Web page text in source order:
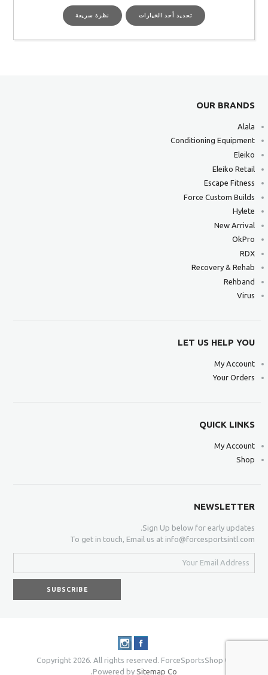
تحديد أحد الخيارات نظرة سريعة
OUR BRANDS
Alala
Conditioning Equipment
Eleiko
Eleiko Retail
Escape Fitness
Force Custom Builds
Hylete
New Arrival
OkPro
RDX
Recovery & Rehab
Rehband
Virus
LET US HELP YOU
My Account
Your Orders
QUICK LINKS
My Account
Shop
NEWSLETTER
Sign Up below for early updates.
To get in touch, Email us at info@forcesportsintl.com
© Copyright 2026. All rights reserved. ForceSportsShop
Powered by Sitemap Co.